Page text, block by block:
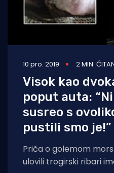
10 pro. 2019 2 MIN.
Visok kao
poput auta:
susreo s
pustili smo je!”
Priča o golemom
ulovili trogirski ribari